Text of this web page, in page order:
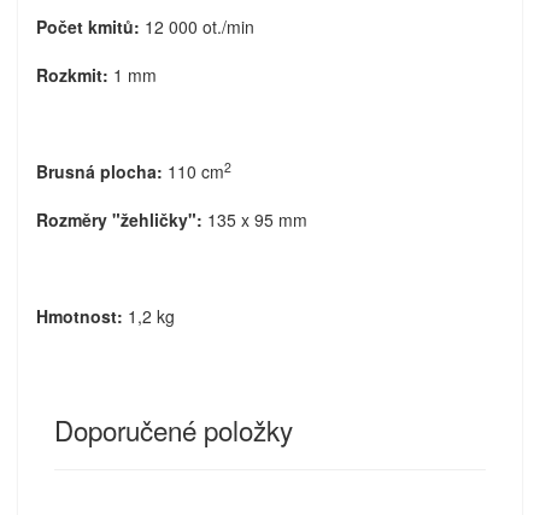
Počet kmitů: 12 000 ot./min
Rozkmit: 1 mm
Brusná plocha: 110 cm2
Rozměry "žehličky": 135 x 95 mm
Hmotnost: 1,2 kg
Doporučené položky